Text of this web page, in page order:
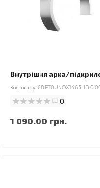
Внутрішня арка/
Код товару:
0
1 090.00 грн.